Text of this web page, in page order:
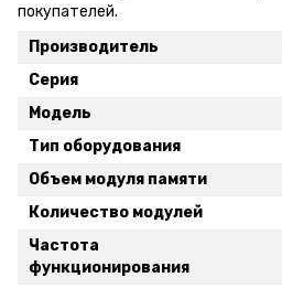
покупателей.
Производитель
Серия
Модель
Тип оборудования
Объем модуля памяти
Количество модулей
Частота
функционирования